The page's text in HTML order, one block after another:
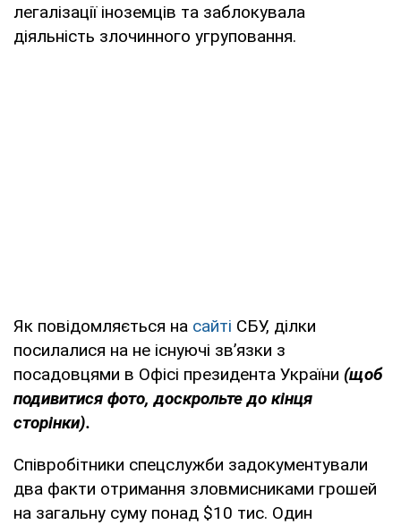
легалізації іноземців та заблокувала
діяльність злочинного угруповання.
Як повідомляється на сайті СБУ, ділки
посилалися на не існуючі зв’язки з
посадовцями в Офісі президента України (щоб
подивитися фото, доскрольте до кінця
сторінки).
Співробітники спецслужби задокументували
два факти отримання зловмисниками грошей
на загальну суму понад $10 тис. Один